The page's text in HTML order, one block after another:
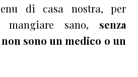
di casa nostra, per
mangiare sano, senza
sono un medico o un